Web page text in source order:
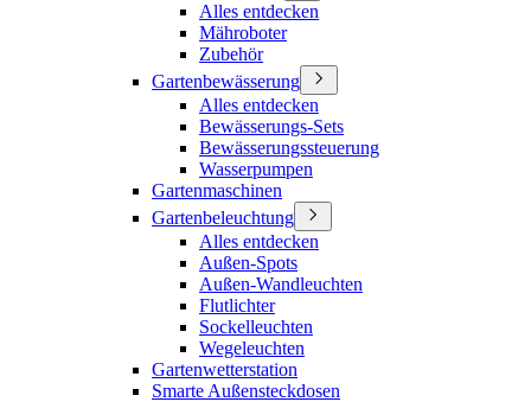
Alles entdecken
Mähroboter
Zubehör
Gartenbewässerung
Alles entdecken
Bewässerungs-Sets
Bewässerungssteuerung
Wasserpumpen
Gartenmaschinen
Gartenbeleuchtung
Alles entdecken
Außen-Spots
Außen-Wandleuchten
Flutlichter
Sockelleuchten
Wegeleuchten
Gartenwetterstation
Smarte Außensteckdosen